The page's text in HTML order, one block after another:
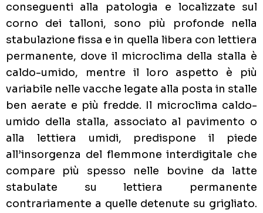
conseguenti alla patologia e localizzate sul
corno dei talloni, sono più profonde nella
stabulazione fissa e in quella libera con lettiera
permanente, dove il microclima della stalla è
caldo-umido, mentre il loro aspetto è più
variabile nelle vacche legate alla posta in stalle
ben aerate e più fredde. Il microclima caldo-
umido della stalla, associato al pavimento o
alla lettiera umidi, predispone il piede
all’insorgenza del flemmone interdigitale che
compare più spesso nelle bovine da latte
stabulate su lettiera permanente
contrariamente a quelle detenute su grigliato.